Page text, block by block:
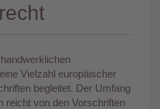
Vielzahl europäischer
begleitet. Der Umfang
reicht von den Vorschriften